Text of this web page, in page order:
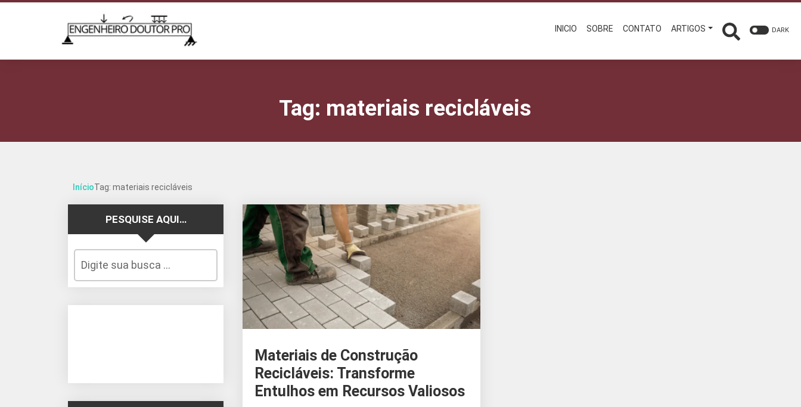
INICIO SOBRE CONTATO ARTIGOS DARK
Tag: materiais recicláveis
InícioTag: materiais recicláveis
Materiais de Construção
Recicláveis: Transforme
Entulhos em Recursos Valiosos
PESQUISE AQUI…